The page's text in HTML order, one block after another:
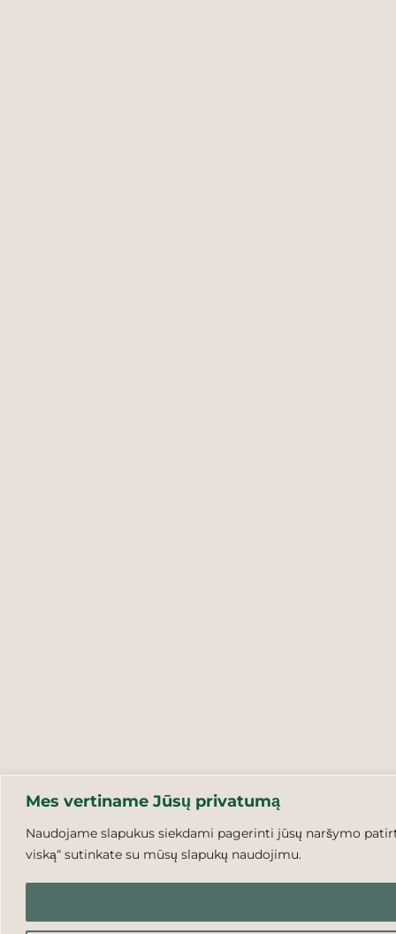
Mes vertiname Jūsų privatumą
Naudojame slapukus siekdami pagerinti jūsų naršymo
viską“ sutinkate su mūsų slapukų naudojimu.